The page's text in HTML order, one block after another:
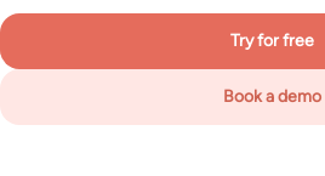
Try for free
Book a demo